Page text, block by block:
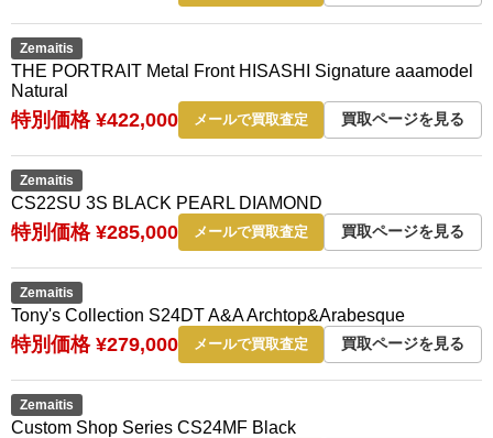
Zemaitis
THE PORTRAIT Metal Front HISASHI Signature aaamodel
Natural
特別価格 ¥422,000 メールで買取査定 買取ページを見る
Zemaitis
CS22SU 3S BLACK PEARL DIAMOND
特別価格 ¥285,000 メールで買取査定 買取ページを見る
Zemaitis
Tony's Collection S24DT A&A Archtop&Arabesque
特別価格 ¥279,000 メールで買取査定 買取ページを見る
Zemaitis
Custom Shop Series CS24MF Black